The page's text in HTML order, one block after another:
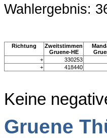
Wahlergebnis:
Richtung
Zweitstimmen
Gruene-HE
+
330253
+
418440
Keine
Gruene